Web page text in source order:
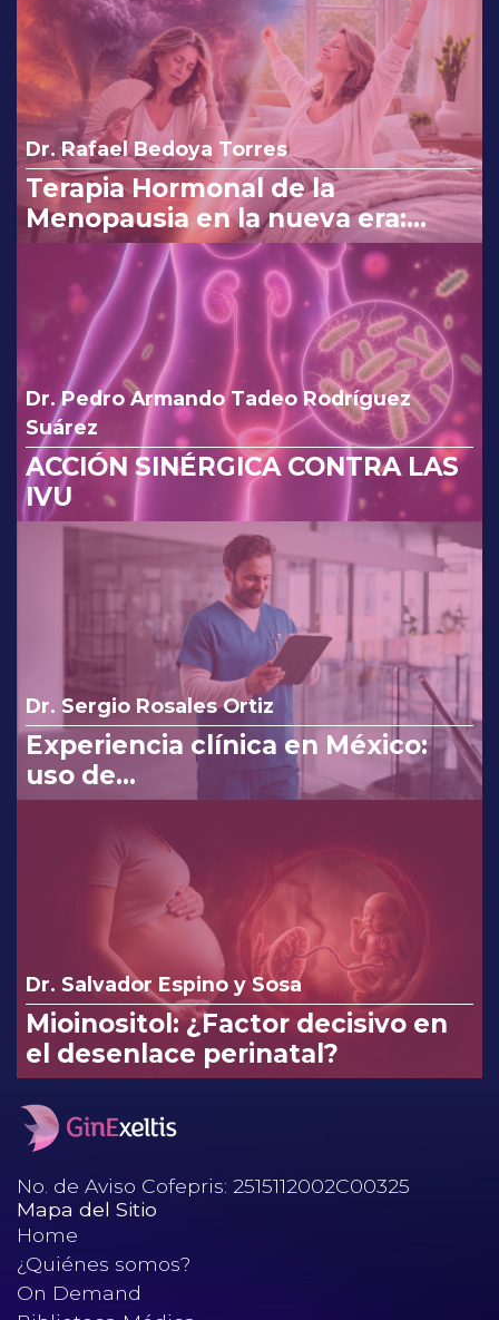
Dr. Rafael Bedoya Torres
Terapia Hormonal de la
Menopausia en la nueva era:
reinterpretando los cambios de
la FDA.
Dr. Pedro Armando Tadeo Rodríguez
Suárez
ACCIÓN SINÉRGICA CONTRA LAS
IVU
Dr. Sergio Rosales Ortiz
Experiencia clínica en México:
uso de
clindamicina/ketoconazol/lidocaí
na en el tratamiento de
infecciones vaginales.
Dr. Salvador Espino y Sosa
Mioinositol: ¿Factor decisivo en
el desenlace perinatal?
No. de Aviso Cofepris: 2515112002C00325
Mapa del Sitio
Home
¿Quiénes somos?
On Demand